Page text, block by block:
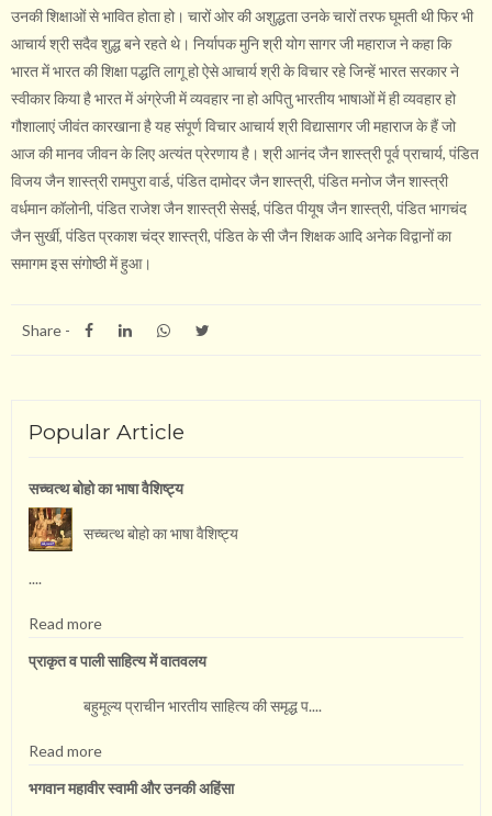
उनकी शिक्षाओं से भावित होता हो। चारों ओर की अशुद्धता उनके चारों तरफ घूमती थी फिर भी
आचार्य श्री सदैव शुद्ध बने रहते थे। निर्यापक मुनि श्री योग सागर जी महाराज ने कहा कि
भारत में भारत की शिक्षा पद्धति लागू हो ऐसे आचार्य श्री के विचार रहे जिन्हें भारत सरकार ने
स्वीकार किया है भारत में अंग्रेजी में व्यवहार ना हो अपितु भारतीय भाषाओं में ही व्यवहार हो
गौशालाएं जीवंत कारखाना है यह संपूर्ण विचार आचार्य श्री विद्यासागर जी महाराज के हैं जो
आज की मानव जीवन के लिए अत्यंत प्रेरणाय है। श्री आनंद जैन शास्त्री पूर्व प्राचार्य, पंडित
विजय जैन शास्त्री रामपुरा वार्ड, पंडित दामोदर जैन शास्त्री, पंडित मनोज जैन शास्त्री
वर्धमान कॉलोनी, पंडित राजेश जैन शास्त्री सेसई, पंडित पीयूष जैन शास्त्री, पंडित भागचंद
जैन सुर्खी, पंडित प्रकाश चंद्र शास्त्री, पंडित के सी जैन शिक्षक आदि अनेक विद्वानों का
समागम इस संगोष्ठी में हुआ।
Share -
Popular Article
सच्चत्थ बोहो का भाषा वै​शिष्ट्य
सच्चत्थ बोहो का भाषा वै​शिष्ट्य
....
Read more
प्राकृत व पाली साहित्य में वातवलय
बहुमूल्य प्राचीन भारतीय साहित्य की समृद्ध प....
Read more
भगवान महावीर स्वामी और उनकी अहिंसा